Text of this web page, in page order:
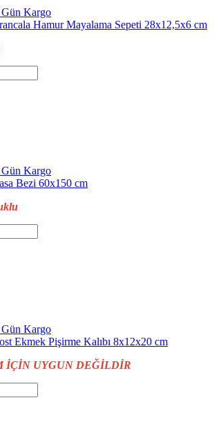
Gün Kargo
Hamur Mayalama Sepeti 28x12,5x6 cm
Gün Kargo
Bezi 60x150 cm
Gün Kargo
Ekmek Pişirme Kalıbı 8x12x20 cm
İÇİN UYGUN DEĞİLDİR